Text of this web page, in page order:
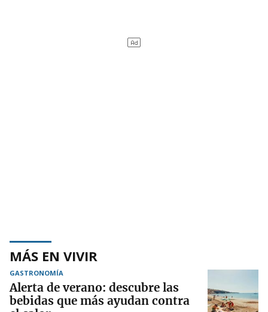
MÁS EN VIVIR
GASTRONOMÍA
Alerta de verano: descubre las
bebidas que más ayudan contra